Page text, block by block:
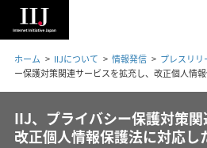
ホーム IIJについて 情報発信 プレスリリ
ー保護対策関連サービスを拡充し、改正個人情
IIJ、プライバシー保護対策関
改正個人情報保護法に対応し